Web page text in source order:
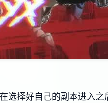
择好自己的副本进入